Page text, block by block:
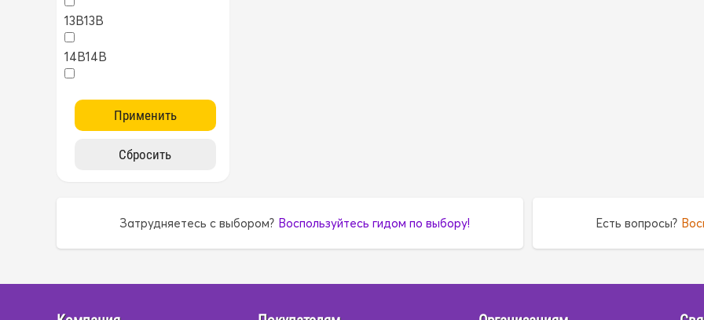
13B13B
14B14B
1AZ1AZ
Затрудняетесь с выбором? Воспользуйтесь гидом по выбору! Есть вопросы?